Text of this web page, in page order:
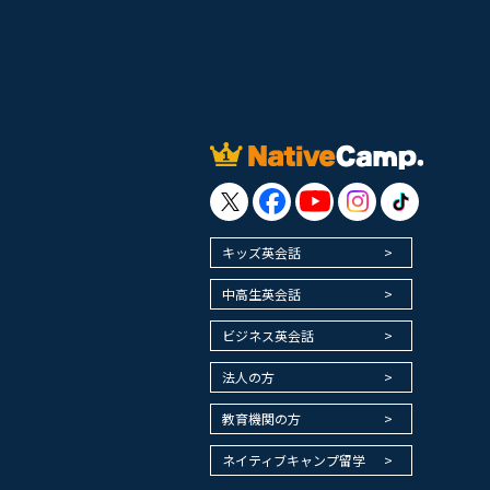
キッズ英会話
中高生英会話
ビジネス英会話
法人の方
教育機関の方
ネイティブキャンプ留学